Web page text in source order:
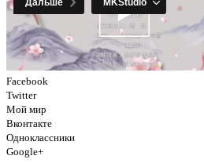
Facebook
Twitter
Мой мир
Вконтакте
Одноклассники
Google+